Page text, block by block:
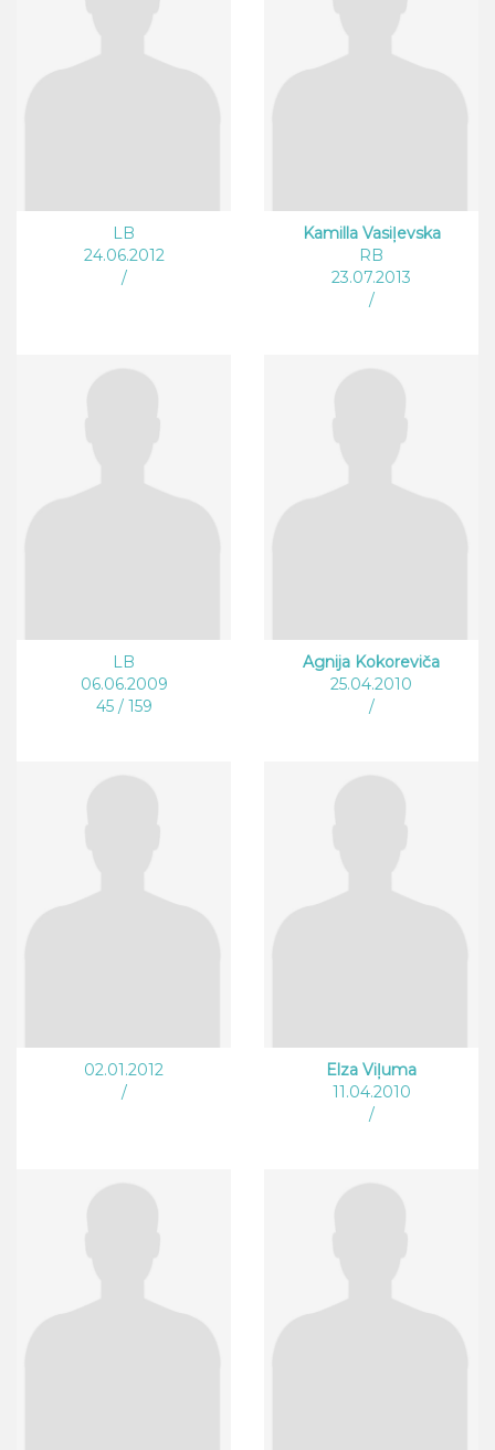
LB
24.06.2012
/
Kamilla Vasiļevska
RB
23.07.2013
/
LB
06.06.2009
45 / 159
Agnija Kokoreviča
25.04.2010
/
02.01.2012
/
Elza Viļuma
11.04.2010
/